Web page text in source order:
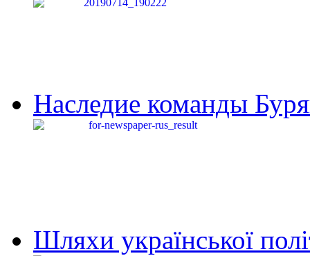
Наследие команды
Шляхи української